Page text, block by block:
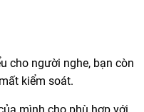
cho người nghe, bạn còn
kiểm soát.